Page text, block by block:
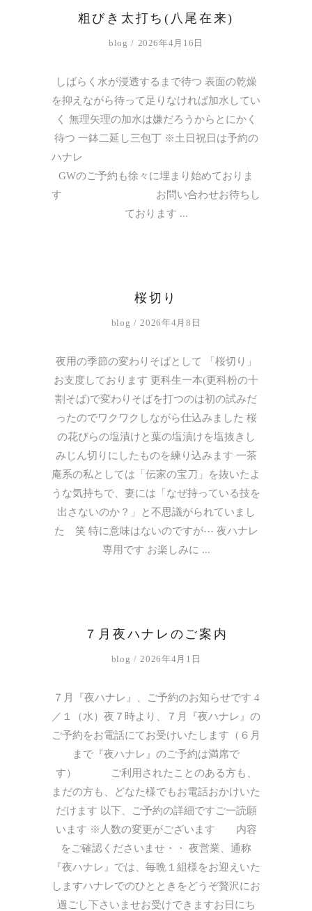
粗びき太打ち(八尾在来)
blog 2026年4月16日
しばらく水が浸透するまで待つ 表面の乾燥
を抑えながら待って足りなければ加水してい
く 無理矢理の加水は嫌だろうからとにかく
待つ 一鉢二延し三包丁 ※土日祝日は予約の
ハナレ
GWのご予約も徐々に埋まり始めておりま
す お問い合わせお待ちし
ております
桜切り
blog 2026年4月8日
夜用の季節の変わりそばとして 「桜切り」
お支度しております 更科生一本(更科粉の十
割そば)で変わりそばを打つのは初の試みだ
ったのでワクワクしながら仕込みました 桜
の花びらの塩漬けと葉の塩漬けを塩抜きし
みじん切りにしたものを練り込みます 一茶
庵系の私としては「伝家の宝刀」を抜いたよ
うな気持ちで、妻には「なぜ持っている技を
出さないのか？」と不思議がられていまし
た 笑 特に意味はないのですが⋯ 夜ハナレ
専用です お楽しみに
７月夜ハナレのご案内
blog 2026年4月1日
７月『夜ハナレ』、ご予約のお知らせです 4
／１（水）夜７時より、７月『夜ハナレ』の
ご予約をお電話にてお受けいたします（６月
まで『夜ハナレ』のご予約は満席で
す） ご利用されたことのある方も、
まだの方も、どなた様でもお電話おかけいた
だけます 以下、ご予約の詳細ですご一読願
います ※人数の変更がございます 内容
をご確認くださいませ・・ 夜営業、通称
『夜ハナレ』では、毎晩１組様をお迎えいた
しますハナレでのひとときをどうぞ贅沢にお
過ごし下さいませお受けできますお日にち